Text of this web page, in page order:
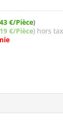
€/Pièce)
€/Pièce) hors